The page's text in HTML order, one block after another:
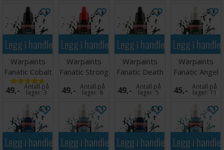
Legg i handlekurven
Warpaints
Fanatic Cobalt
Metal
49,- Antall på
lager:3
Legg i handlekurven
Warpaints
Fanatic Strong
Tone
49,- Antall på
lager:8
Legg i handlekurven
Warpaints
Fanatic Death
Metal
49,- Antall på
lager:5
Legg i
Warpaints
Fanatic Angel
Green
45,- Antall på
lager: 11
Legg i handlekurvenLegg i handlekurvenLegg i handlekurven
Legg i